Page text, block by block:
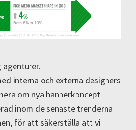
interna och externa designers
om nya bannerkoncept.
inom de senaste trenderna
för att säkerställa att vi